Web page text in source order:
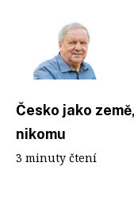
Česko jako
nikomu
3 minuty čtení